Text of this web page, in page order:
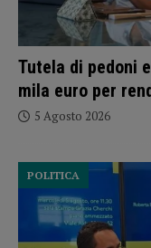
Tutela di pedoni
mila euro per
5 Agosto 2026
POLITICA